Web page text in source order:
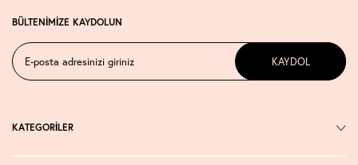
BÜLTENİMİZE KAYDOLUN
KAYDOL
KATEGORİLER